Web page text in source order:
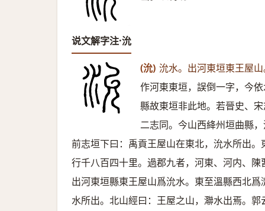
说文解字注·沇
(沇) 沇水。出河東垣東王屋
作河東東垣，誤倒一字，今
縣故東垣非此地。若晉史、
二志同。今山西絳州垣曲縣
前志垣下曰：禹貢王屋山在東北，沇水所出
行千八百四十里。過郡九者，河東、河内、
出河東垣縣東王屋山爲沇水。東至溫縣西北
水所出。北山經曰：王屋之山，㶌水出焉。